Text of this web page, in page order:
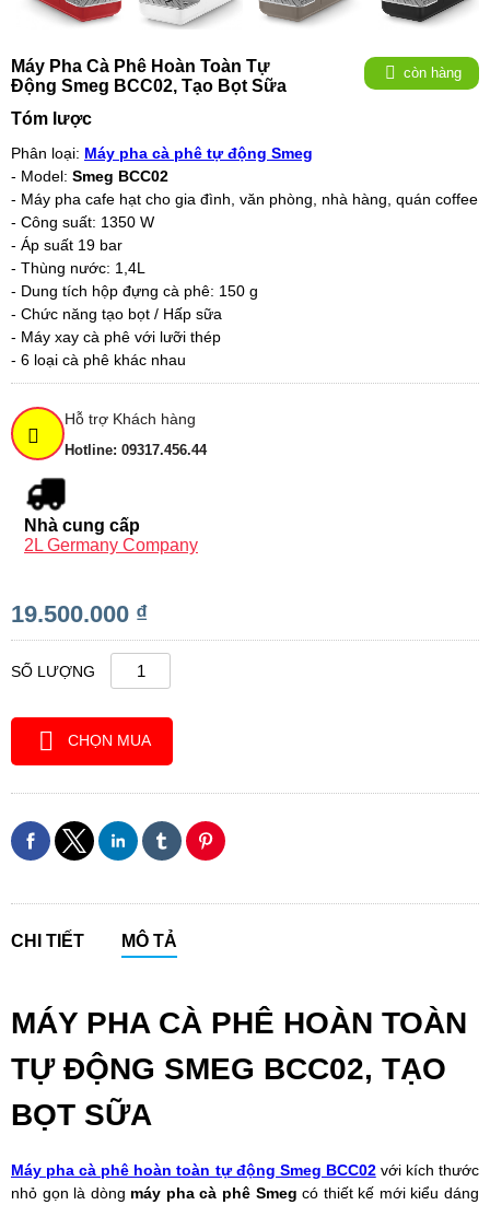
Máy Pha Cà Phê Hoàn Toàn Tự
Động Smeg BCC02, Tạo Bọt Sữa
còn hàng
Tóm lược
Phân loại: Máy pha cà phê tự động Smeg
- Model: Smeg BCC02
- Máy pha cafe hạt cho gia đình, văn phòng, nhà hàng, quán coffee
- Công suất: 1350 W
- Áp suất 19 bar
- Thùng nước: 1,4L
- Dung tích hộp đựng cà phê: 150 g
- Chức năng tạo bọt / Hấp sữa
- Máy xay cà phê với lưỡi thép
- 6 loại cà phê khác nhau
Hỗ trợ Khách hàng
Hotline: 09317.456.44
Nhà cung cấp
2L Germany Company
19.500.000 ₫
SỐ LƯỢNG
CHỌN MUA
CHI TIẾT MÔ TẢ
MÁY PHA CÀ PHÊ HOÀN TOÀN
TỰ ĐỘNG SMEG BCC02, TẠO
BỌT SỮA
Máy pha cà phê hoàn toàn tự động Smeg BCC02với kích thước
nhỏ gọn là dòng máy pha cà phê Smeg có thiết kế mới kiểu dáng